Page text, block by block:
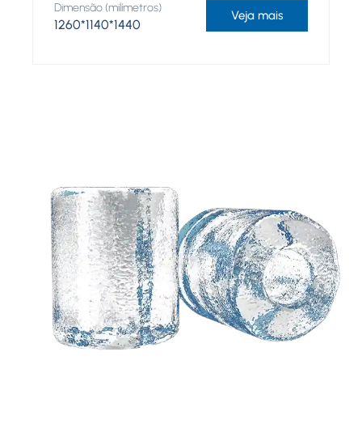
Dimensão (milímetros)
1260*1140*1440
Veja mais
Precisa de uma solução